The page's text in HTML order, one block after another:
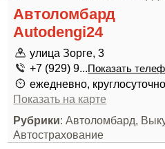
Автоломбард
Autodengi24
улица Зорге, 3
+7 (929) 9...Показать
ежедневно, круглосуточно
Показать на карте
Рубрики: Автоломбард,
Автострахование